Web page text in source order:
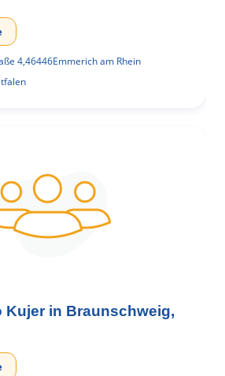
4,46446Emmerich am Rhein
Kujer in Braunschweig,